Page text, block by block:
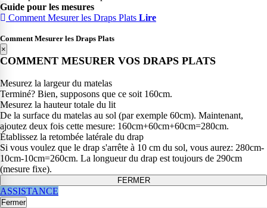
Guide pour les mesures
Comment Mesurer les Draps Plats Lire
Comment Mesurer les Draps Plats
×
COMMENT MESURER VOS DRAPS PLATS
Mesurez la largeur du matelas
Terminé? Bien, supposons que ce soit 160cm.
Mesurez la hauteur totale du lit
De la surface du matelas au sol (par exemple 60cm). Maintenant,
ajoutez deux fois cette mesure: 160cm+60cm+60cm=280cm.
Établissez la retombée latérale du drap
Si vous voulez que le drap s'arrête à 10 cm du sol, vous aurez: 280cm-
10cm-10cm=260cm. La longueur du drap est toujours de 290cm
(mesure fixe).
FERMER
ASSISTANCE
Fermer